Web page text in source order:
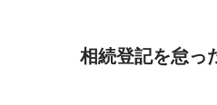
相続登記を怠っ